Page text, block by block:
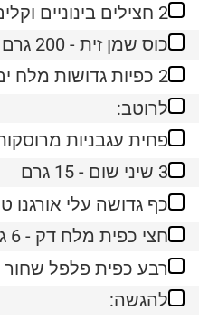
2 חצילים בינוניים וקלים
כוס שמן זית - 200 גרם
2 כפיות גדושות מלח ים - 22 גרם
לרוטב:
פחית עגבניות מרוסקות - 400
3 שיני שום - 15 גרם
כף גדושה עלי אורגנו
חצי כפית מלח דק - 6 גרם
רבע כפית פלפל שחור
להגשה: